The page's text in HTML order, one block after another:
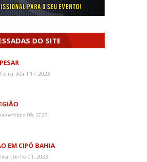
DO SITE
Abril 17, 2023
09, 2023
EM CIPÓ BAHIA
Junho 01, 2023